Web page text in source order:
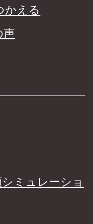
かえる
声
ミュレーショ